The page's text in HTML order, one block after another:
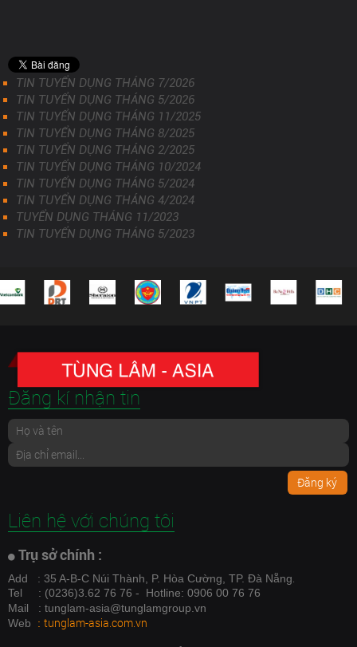
TIN TUYỂN DỤNG THÁNG 7/2026
TIN TUYỂN DỤNG THÁNG 5/2026
TIN TUYỂN DỤNG THÁNG 11/2025
TIN TUYỂN DỤNG THÁNG 8/2025
TIN TUYỂN DỤNG THÁNG 2/2025
TIN TUYỂN DỤNG THÁNG 10/2024
TIN TUYỂN DỤNG THÁNG 5/2024
TIN TUYỂN DỤNG THÁNG 4/2024
TUYỂN DỤNG THÁNG 11/2023
TIN TUYỂN DỤNG THÁNG 5/2023
Đăng kí nhận tin
Đăng ký
Liên hệ với chúng tôi
Trụ sở chính :
Add : 35 A-B-C Núi Thành, P. Hòa Cường, TP. Đà Nẵng
Tel
: (0236)3.62 76 76 - Hotline: 0906 00 76 76
Mail
: tunglam-asia@tunglamgroup.vn
Web : tunglam-asia.com.vn